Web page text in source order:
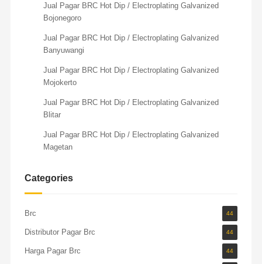
Jual Pagar BRC Hot Dip / Electroplating Galvanized
Bojonegoro
Jual Pagar BRC Hot Dip / Electroplating Galvanized
Banyuwangi
Jual Pagar BRC Hot Dip / Electroplating Galvanized
Mojokerto
Jual Pagar BRC Hot Dip / Electroplating Galvanized
Blitar
Jual Pagar BRC Hot Dip / Electroplating Galvanized
Magetan
Categories
Brc 44
Distributor Pagar Brc 44
Harga Pagar Brc 44